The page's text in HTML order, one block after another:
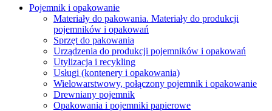
Pojemnik i opakowanie
Materiały do ​​pakowania. Materiały do ​​produkcji
pojemników i opakowań
Sprzęt do pakowania
Urządzenia do produkcji pojemników i opakowań
Utylizacja i recykling
Usługi (kontenery i opakowania)
Wielowarstwowy, połączony pojemnik i opakowanie
Drewniany pojemnik
Opakowania i pojemniki papierowe